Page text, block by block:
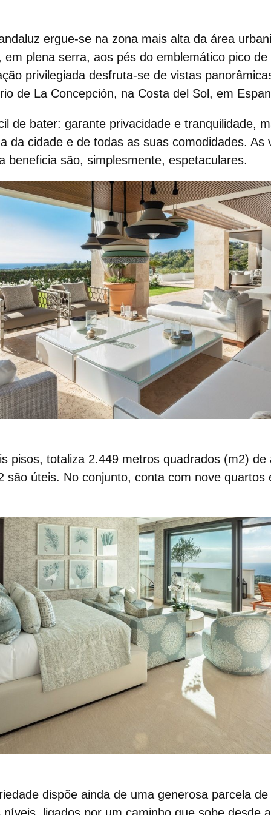
ergue‑se na zona mais alta da área
em plena serra, aos pés do emblemático pico de
privilegiada desfruta‑se de vistas
de La Concepción, na Costa del Sol , em
de bater: garante privacidade e tranquilidade,
da cidade e de todas as suas comodidades. As
beneficia são, simplesmente, espetaculares.
pisos, totaliza 2.449 metros quadrados (m2) de
são úteis. No conjunto, conta com nove quartos
dispõe ainda de uma generosa parcela